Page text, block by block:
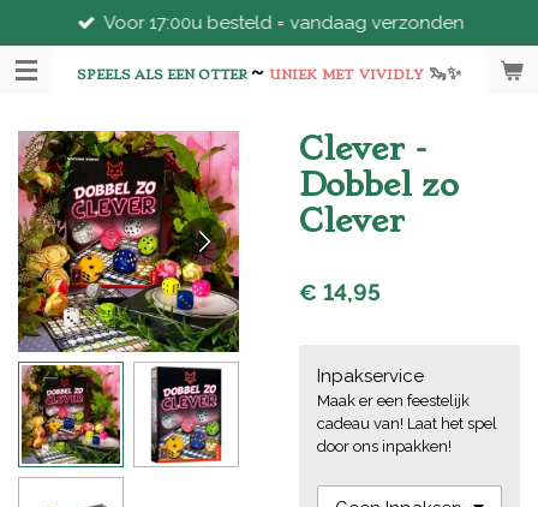
direct
naar
hoofdinhoud
SPEELS ALS EEN OTTER~ UNIEK MET VIVIDLY 🦦✨
Voor 17:00u besteld = vandaag verzonden
Clever -
Dobbel zo
Clever
€ 14,95
Inpakservice
Maak er een feestelijk
cadeau van! Laat het spel
door ons inpakken!